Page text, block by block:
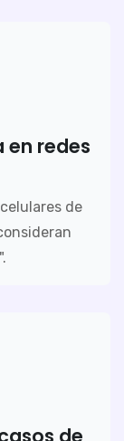
en redes
de